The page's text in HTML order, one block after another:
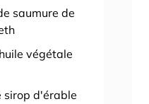
saumure de
végétale
sirop d'érable